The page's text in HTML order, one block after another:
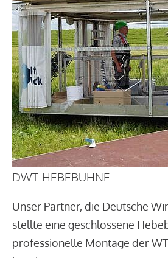
DWT-HEBEBÜHNE
Unser Partner, die Deutsche
stellte eine geschlossene
professionelle Montage der